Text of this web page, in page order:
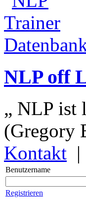
NLP off
„ NLP ist
(Gregory
Kontakt |
Benutzername
Registrieren